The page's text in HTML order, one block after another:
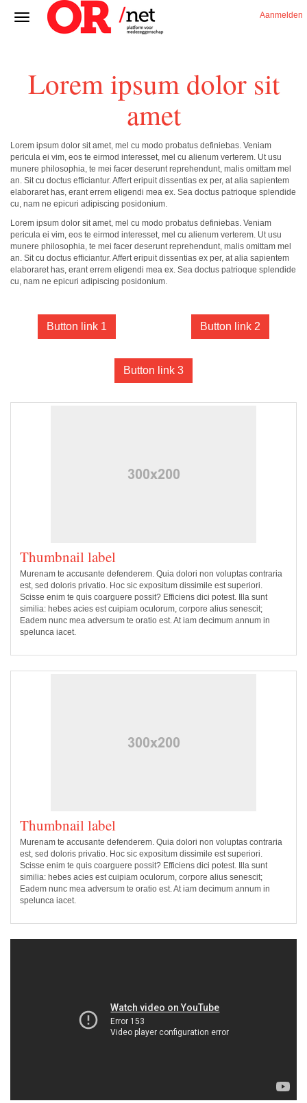
Aanmelden
Lorem ipsum dolor sit
amet
Lorem ipsum dolor sit amet, mel cu modo probatus definiebas. Veniam
pericula ei vim, eos te eirmod interesset, mel cu alienum verterem. Ut usu
munere philosophia, te mei facer deserunt reprehendunt, malis omittam mel
an. Sit cu doctus efficiantur. Affert eripuit dissentias ex per, at alia sapientem
elaboraret has, erant errem eligendi mea ex. Sea doctus patrioque splendide
cu, nam ne epicuri adipiscing posidonium.
Lorem ipsum dolor sit amet, mel cu modo probatus definiebas. Veniam
pericula ei vim, eos te eirmod interesset, mel cu alienum verterem. Ut usu
munere philosophia, te mei facer deserunt reprehendunt, malis omittam mel
an. Sit cu doctus efficiantur. Affert eripuit dissentias ex per, at alia sapientem
elaboraret has, erant errem eligendi mea ex. Sea doctus patrioque splendide
cu, nam ne epicuri adipiscing posidonium.
Button link 1 Button link 2
Button link 3
Thumbnail label
Murenam te accusante defenderem. Quia dolori non voluptas contraria
est, sed doloris privatio. Hoc sic expositum dissimile est superiori.
Scisse enim te quis coarguere possit? Efficiens dici potest. Illa sunt
similia: hebes acies est cuipiam oculorum, corpore alius senescit;
Eadem nunc mea adversum te oratio est. At iam decimum annum in
spelunca iacet.
Thumbnail label
Murenam te accusante defenderem. Quia dolori non voluptas contraria
est, sed doloris privatio. Hoc sic expositum dissimile est superiori.
Scisse enim te quis coarguere possit? Efficiens dici potest. Illa sunt
similia: hebes acies est cuipiam oculorum, corpore alius senescit;
Eadem nunc mea adversum te oratio est. At iam decimum annum in
spelunca iacet.